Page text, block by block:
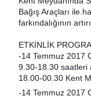
Bağış Araçları ile
farkındalığının
ETKİNLİK
-14 Temmuz 2017
9.30-18.30 saatleri
18.00-00.30 Kent
-14 Temmuz 2017